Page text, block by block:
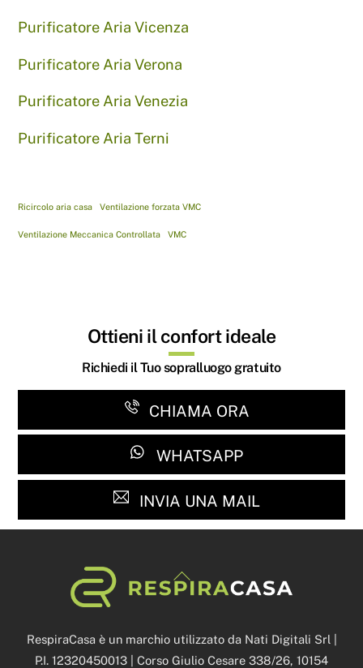
Purificatore Aria Vicenza
Purificatore Aria Verona
Purificatore Aria Venezia
Purificatore Aria Terni
Ricircolo aria casa Ventilazione forzata VMC
Ventilazione Meccanica Controllata VMC
Ottieni il confort ideale
Richiedi il Tuo sopralluogo gratuito
CHIAMA ORA
WHATSAPP
INVIA UNA MAIL
Back
To
RespiraCasa è un marchio utilizzato da Nati Digitali Srl |
P.I. 12320450013 | Corso Giulio Cesare 338/26, 10154